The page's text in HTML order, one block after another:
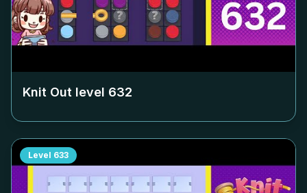
Knit Out level 632
Level 633